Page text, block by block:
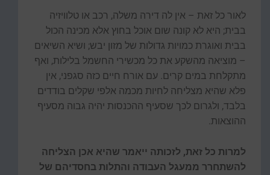
לאור כל זאת – אין לה דירה משלה, רכב או טלוויזיה
בבית; היא לא קונה שום אוכל בחוץ אלא מכינה הכול
בבית ואוגרת כמויות גדולות של מזון יבש; ושיא השיאים
– מוציאה מהשקע את כל מכשירי החשמל בלילות, ואף
מתקלחת במים קרים. עם אורח חיים כזה סגפני, אין
פלא שהיא מצליחה לחיות מכמה אלפי שקלים בודדים
בלבד, ולגרום לכך שסעיף ההכנסות יהיה גבוה מסעיף
ההוצאות.
למרות כל זאת, לזכותה ייאמר שהיא אכן הצליחה
להשתחרר ממעגל העבודה והתלות בחסדיהם של